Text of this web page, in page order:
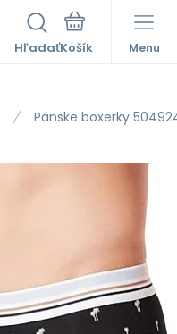
Hľadať Menu
Pánske boxerky